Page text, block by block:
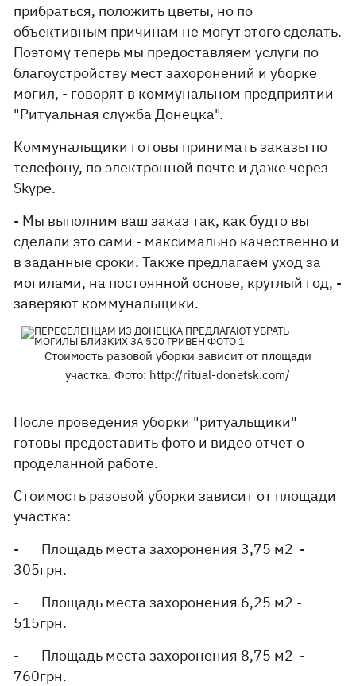
прибраться, положить цветы, но по
объективным причинам не могут этого сделать.
Поэтому теперь мы предоставляем услуги по
благоустройству мест захоронений и уборке
могил, - говорят в коммунальном предприятии
"Ритуальная служба Донецка".
Коммунальщики готовы принимать заказы по
телефону, по электронной почте и даже через
Skype.
- Мы выполним ваш заказ так, как будто вы
сделали это сами - максимально качественно и
в заданные сроки. Также предлагаем уход за
могилами, на постоянной основе, круглый год, -
заверяют коммунальщики.
Стоимость разовой уборки зависит от площади
участка. Фото: http://ritual-donetsk.com/
После проведения уборки "ритуальщики"
готовы предоставить фото и видео отчет о
проделанной работе.
Стоимость разовой уборки зависит от площади
участка:
- Площадь места захоронения 3,75 м2 -
305грн.
- Площадь места захоронения 6,25 м2 -
515грн.
- Площадь места захоронения 8,75 м2 -
760грн.